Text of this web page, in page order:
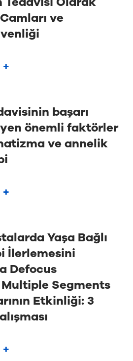
ve
başarı
önemli faktörler
ve annelik
Yaşa Bağlı
İlerlemesini
Defocus
Segments
Etkinliği: 3